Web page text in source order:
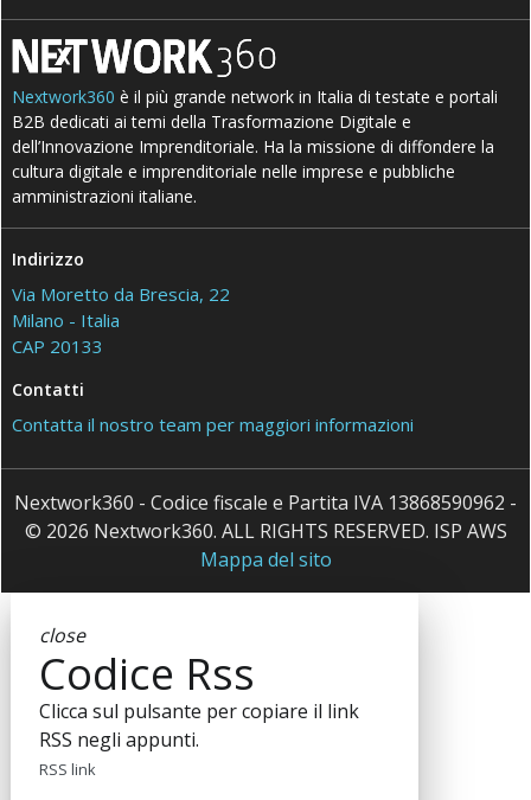
Nextwork360 è il più grande network in Italia di testate e portali
B2B dedicati ai temi della Trasformazione Digitale e
dell’Innovazione Imprenditoriale. Ha la missione di diffondere la
cultura digitale e imprenditoriale nelle imprese e pubbliche
amministrazioni italiane.
Indirizzo
Via Moretto da Brescia, 22
Milano - Italia
CAP 20133
Contatti
Contatta il nostro team per maggiori informazioni
Nextwork360 - Codice fiscale e Partita IVA 13868590962 -
© 2026 Nextwork360. ALL RIGHTS RESERVED. ISP AWS
Mappa del sito
close
Codice Rss
Clicca sul pulsante per copiare il link
RSS negli appunti.
RSS link